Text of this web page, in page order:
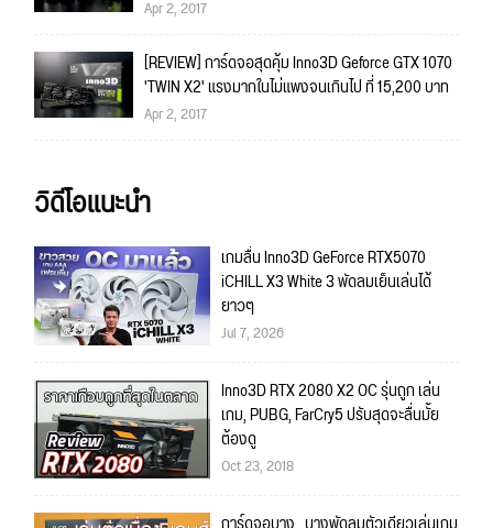
Apr 2, 2017
[REVIEW] การ์ดจอสุดคุ้ม Inno3D Geforce GTX 1070
'TWIN X2' แรงมากในไม่แพงจนเกินไป ที่ 15,200 บาท
Apr 2, 2017
วิดีโอแนะนำ
เกมลื่น Inno3D GeForce RTX5070
iCHILL X3 White 3 พัดลมเย็นเล่นได้
ยาวๆ
Jul 7, 2026
Inno3D RTX 2080 X2 OC รุ่นถูก เล่น
เกม, PUBG, FarCry5 ปรับสุดจะลื่นมั้ย
ต้องดู
Oct 23, 2018